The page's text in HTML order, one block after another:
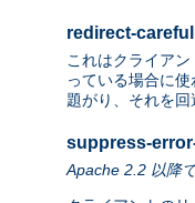
redirect-
これはクライア
っている場合に
題がり、それを回
suppress-
Apache 2.2 以降